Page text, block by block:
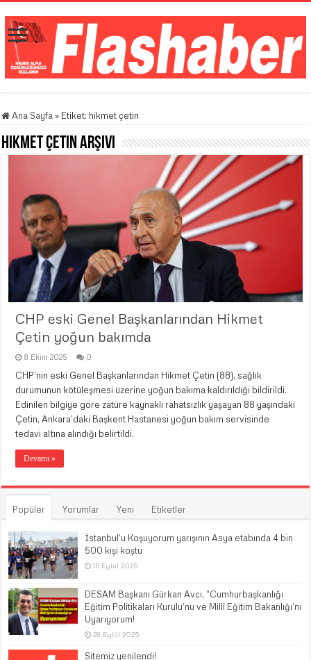
Ana Sayfa » Etiket: hikmet çetin
hikmet çetinArşivi
CHP eski Genel Başkanlarından Hikmet
Çetin yoğun bakımda
8 Ekim 2025 0
CHP’nin eski Genel Başkanlarından Hikmet Çetin (88), sağlık
durumunun kötüleşmesi üzerine yoğun bakıma kaldırıldığı bildirildi.
Edinilen bilgiye göre zatüre kaynaklı rahatsızlık yaşayan 88 yaşındaki
Çetin, Ankara’daki Başkent Hastanesi yoğun bakım servisinde
tedavi altına alındığı belirtildi.
Devamı »
Popüler Yorumlar Yeni Etiketler
İstanbul’u Koşuyorum yarışının Asya etabında 4 bin
500 kişi koştu
15 Eylül 2025
DESAM Başkanı Gürkan Avcı, “Cumhurbaşkanlığı
Eğitim Politikaları Kurulu’nu ve Millî Eğitim Bakanlığı’nı
Uyarıyorum!
28 Eylül 2025
Sitemiz yenilendi!